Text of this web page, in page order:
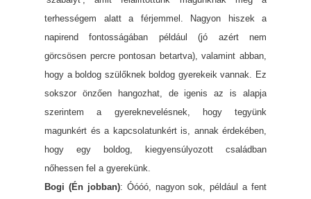
terhességem alatt a férjemmel. Nagyon hiszek a
napirend fontosságában például (jó azért nem
görcsösen percre pontosan betartva), valamint abban,
hogy a boldog szülőknek boldog gyerekeik vannak. Ez
sokszor önzően hangozhat, de igenis az is alapja
szerintem a gyereknevelésnek, hogy tegyünk
magunkért és a kapcsolatunkért is, annak érdekében,
hogy egy boldog, kiegyensúlyozott családban
nőhessen fel a gyerekünk.
Bogi (Én jobban): Óóóó, nagyon sok, például a fent